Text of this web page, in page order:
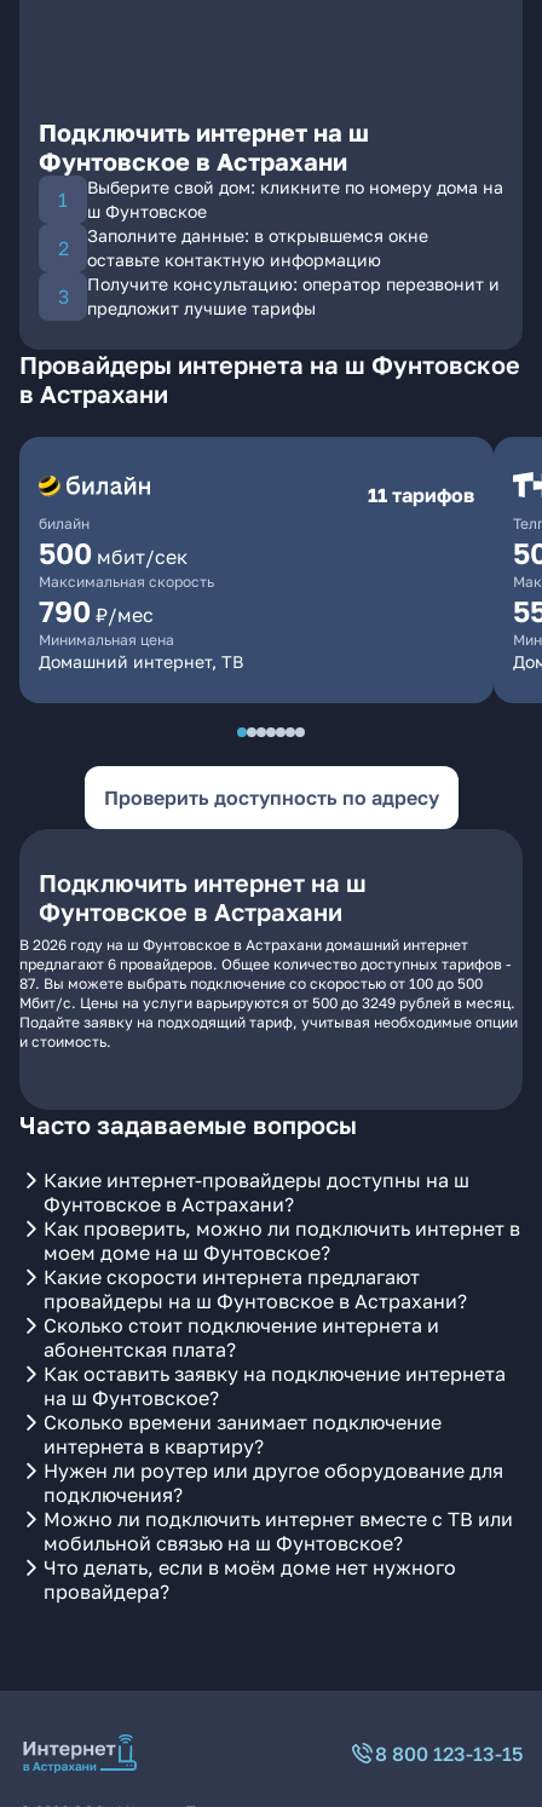
Подключить интернет на ш
Фунтовское в Астрахани
Выберите свой дом: кликните по номеру дома на
ш Фунтовское
Заполните данные: в открывшемся окне
оставьте контактную информацию
Получите консультацию: оператор перезвонит и
предложит лучшие тарифы
Провайдеры интернета на ш Фунтовское
в Астрахани
билайн
11 тарифов
500 мбит/сек
Максимальная скорость
790 ₽/мес
Минимальная цена
Домашний интернет, ТВ
Проверить доступность по адресу
Подключить интернет на ш
Фунтовское в Астрахани
В 2026 году на ш Фунтовское в Астрахани домашний интернет
предлагают 6 провайдеров. Общее количество доступных тарифов -
87. Вы можете выбрать подключение со скоростью от 100 до 500
Мбит/с. Цены на услуги варьируются от 500 до 3249 рублей в месяц.
Подайте заявку на подходящий тариф, учитывая необходимые опции
и стоимость.
Часто задаваемые вопросы
Какие интернет-провайдеры доступны на ш
Фунтовское в Астрахани?
Как проверить, можно ли подключить интернет в
моем доме на ш Фунтовское?
Какие скорости интернета предлагают
провайдеры на ш Фунтовское в Астрахани?
Сколько стоит подключение интернета и
абонентская плата?
Как оставить заявку на подключение интернета
на ш Фунтовское?
Сколько времени занимает подключение
интернета в квартиру?
Нужен ли роутер или другое оборудование для
подключения?
Можно ли подключить интернет вместе с ТВ или
мобильной связью на ш Фунтовское?
Что делать, если в моём доме нет нужного
провайдера?
8 800 123-13-15